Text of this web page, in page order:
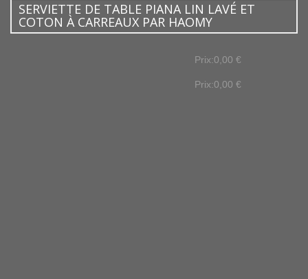
SERVIETTE DE TABLE PIANA LIN LAVÉ ET
COTON À CARREAUX PAR HAOMY
Prix:0,00 €
Prix:0,00 €